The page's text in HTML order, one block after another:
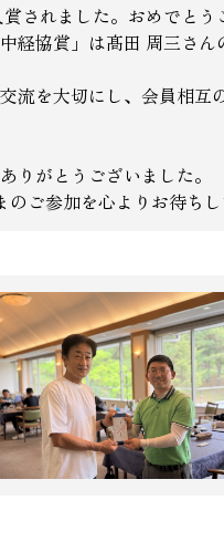
されました。おめでとう
経協賞」は髙田 周三さん
流を大切にし、会員相互
りがとうございました。
ご参加を心よりお待ちし